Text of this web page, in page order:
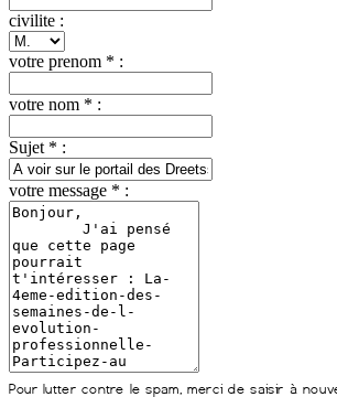
civilite :
votre prenom * :
votre nom * :
Sujet * :
votre message * :